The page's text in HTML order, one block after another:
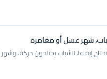
شهر عسل أو مغامرة
إيقاعا، الشباب يحتاجون حركة،